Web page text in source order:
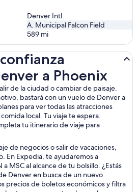
Denver Intl.
A. Municipal Falcon Field
589 mi
a Phoenix
de la ciudad o cambiar de paisaje.
bastará con un vuelo de Denver a
para ver todas las atracciones
local. Tu viaje te espera.
tu itinerario de viaje para
de negocios o salir de vacaciones,
En Expedia, te ayudaremos a
MSC al alcance de tu bolsillo. ¿Estás
Denver en busca de un nuevo
precios de boletos económicos y filtra